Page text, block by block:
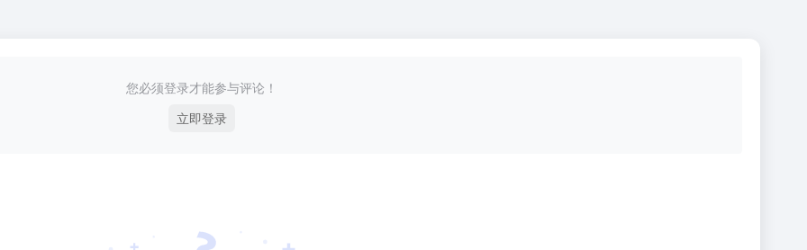
您必须登录才能参与评论！
立即登录